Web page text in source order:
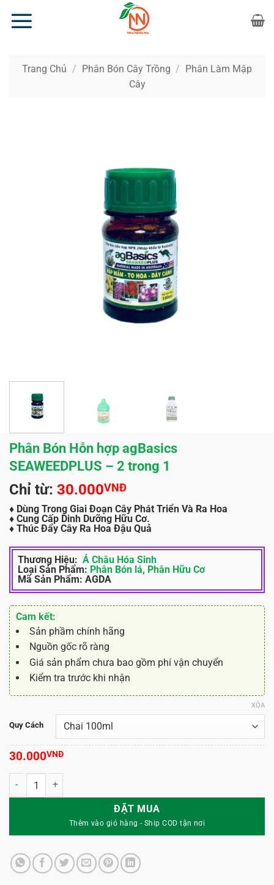
qua
Trang Chủ / Phân Bón Cây Trồng / Phân Làm Mập
Cây
Phân Bón Hỗn hợp agBasics
SEAWEEDPLUS – 2 trong 1
Chỉ từ: 30.000VNĐ
♦ Dùng Trong Giai Đoạn Cây Phát Triển Và Ra Hoa
♦ Cung Cấp Dinh Dưỡng Hữu Cơ.
♦ Thúc Đẩy Cây Ra Hoa Đậu Quả
Thương Hiệu: Á Châu Hóa Sinh
Loại Sản Phẩm: Phân Bón lá, Phân Hữu Cơ
Mã Sản Phẩm: AGDA
Cam kết:
Sản phầm chính hãng
Nguồn gốc rõ ràng
Giá sản phẩm chưa bao gồm phí vận chuyển
Kiểm tra trước khi nhận
Quy Cách
XÓA
30.000VNĐ
Phân Bón Hỗn hợp agBasics SEAWEEDPLUS - 2 trong 1 số lượng
ĐẶT MUA